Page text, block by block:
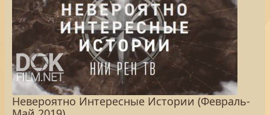
Невероятно Интересные Истории (Февраль-